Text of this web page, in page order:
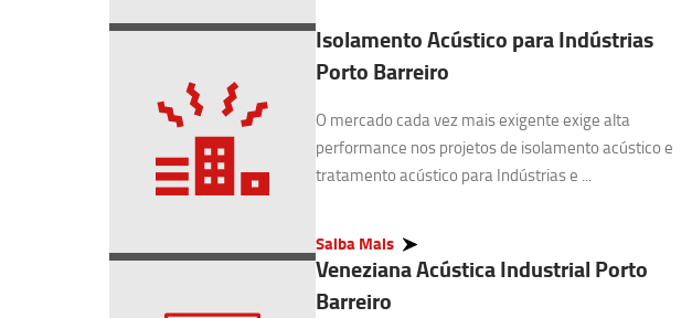
Isolamento Acústico para Indústrias
Porto Barreiro
O mercado cada vez mais exigente exige alta
performance nos projetos de isolamento acústico e
tratamento acústico para Indústrias e ...
Saiba Mais
Veneziana Acústica Industrial Porto
Barreiro